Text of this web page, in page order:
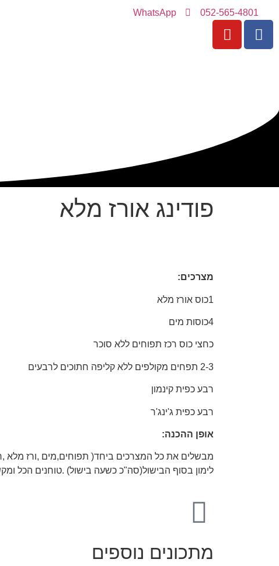
052-565-4801
WhatsApp
פודינג אורז מלא
מצרכים:
1כוס אורז מלא
4כוסות מים
כחצי כוס רכז תפוחים ללא סוכר
2-3 תפחים מקולפים ללא קליפה חתוכים לרבעים
רבע כפית קינמון
רבע כפית ג'ינג'ר
אופן ההכנה:
מבשלים את כל המצרכים ביחד( תפוחים,מים ,ורז מלא
לימון בסוף הבישול(סה"כ כשעה בישול) .טוחנים הכל
מתכונים נוספים